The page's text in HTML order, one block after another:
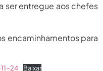
ser entregue aos chefes
encaminhamentos para
11-24
Baixar